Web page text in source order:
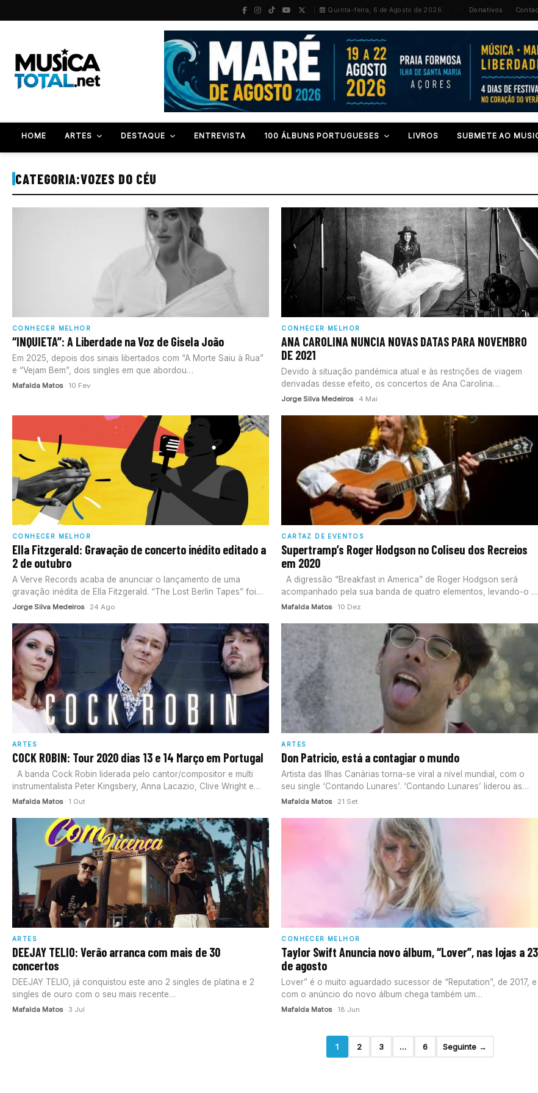
Quinta-feira, 6 de Agosto de 2026 Donativos
HOME ARTES DESTAQUE ENTREVISTA 100 ÁLBUNS PORTUGUESES LIVROS SUBMETE AO
CATEGORIA:VOZES DO CÉU
CONHECER MELHOR
“INQUIETA”: A Liberdade na Voz de Gisela João
Em 2025, depois dos sinais libertados com “A Morte Saiu à Rua”
e “Vejam Bem”, dois singles em que abordou…
Mafalda Matos· 10 Fev
CONHECER MELHOR
ANA CAROLINA NUNCIA NOVAS DATAS PARA NOVEMBRO
DE 2021
Devido à situação pandémica atual e às restrições de viagem
derivadas desse efeito, os concertos de Ana Carolina
encontram-se adiados para o…
Jorge Silva Medeiros· 4 Mai
CONHECER MELHOR
Ella Fitzgerald: Gravação de concerto inédito editado a
2 de outubro
A Verve Records acaba de anunciar o lançamento de uma
gravação inédita de Ella Fitzgerald. “The Lost Berlin Tapes” foi
gravado – em mono e…
Jorge Silva Medeiros· 24 Ago
CARTAZ DE EVENTOS
Supertramp’s Roger Hodgson no Coliseu dos Recreios
em 2020
A digressão “Breakfast in America” de Roger Hodgson será
acompanhado pela sua banda de quatro elementos, levando-o a
muitos…
Mafalda Matos· 10 Dez
ARTES
COCK ROBIN: Tour 2020 dias 13 e 14 Março em Portugal
A banda Cock Robin liderada pelo cantor/compositor e multi
instrumentalista Peter Kingsbery, Anna Lacazio, Clive Wright e
Lou Molino…
Mafalda Matos· 1 Out
ARTES
Don Patricio, está a contagiar o mundo
Artista das Ilhas Canárias torna-se viral a nível mundial, com o
seu single ‘Contando Lunares’. ‘Contando Lunares’ liderou as
tabelas…
Mafalda Matos· 21 Set
ARTES
DEEJAY TELIO: Verão arranca com mais de 30
concertos
DEEJAY TELIO, já conquistou este ano 2 singles de platina e 2
singles de ouro com o seu mais recente…
Mafalda Matos· 3 Jul
CONHECER MELHOR
Taylor Swift Anuncia novo álbum, “Lover”, nas lojas a 23
de agosto
Lover” é o muito aguardado sucessor de “Reputation”, de 2017, e
com o anúncio do novo álbum chega também um…
Mafalda Matos· 18 Jun
1 2 3 … 6 Seguinte →